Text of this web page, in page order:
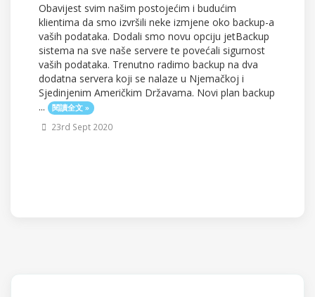
Obavijest svim našim postojećim i budućim
klientima da smo izvršili neke izmjene oko backup-a
vaših podataka. Dodali smo novu opciju jetBackup
sistema na sve naše servere te povećali sigurnost
vaših podataka. Trenutno radimo backup na dva
dodatna servera koji se nalaze u Njemačkoj i
Sjedinjenim Američkim Državama. Novi plan backup
...
閱讀全文 »
23rd Sept 2020